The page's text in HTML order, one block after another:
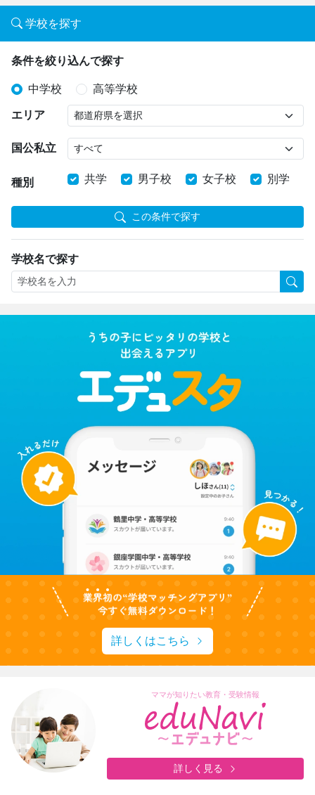
学校を探す
条件を絞り込んで探す
中学校 高等学校
エリア
国公私立
種別 共学 男子校 女子校 別学
この条件で探す
学校名で探す
詳しくはこちら
ママが知りたい教育・受験情報
詳しく見る